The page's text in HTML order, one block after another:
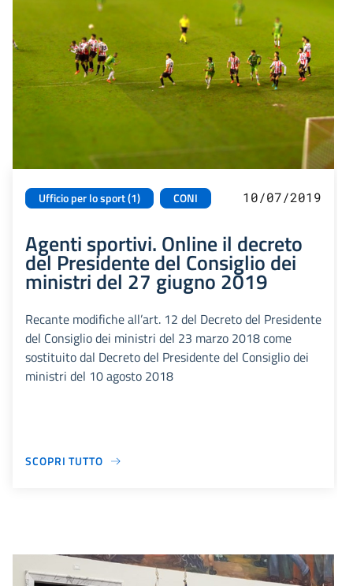
Ufficio per lo sport (1) CONI 10/07/2019
Agenti sportivi. Online il decreto
del Presidente del Consiglio dei
ministri del 27 giugno 2019
Recante modifiche all’art. 12 del Decreto del Presidente
del Consiglio dei ministri del 23 marzo 2018 come
sostituito dal Decreto del Presidente del Consiglio dei
ministri del 10 agosto 2018
SCOPRI TUTTO